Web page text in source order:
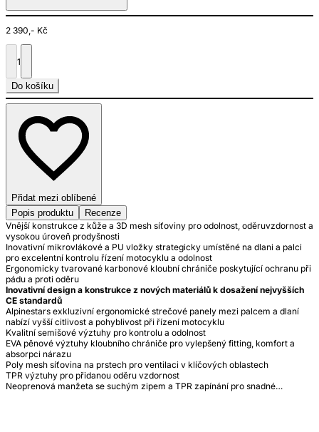
2 390,- Kč
1
Do košíku
Přidat mezi oblíbené
Popis produktu
Recenze
Vnější konstrukce z kůže a 3D mesh síťoviny pro odolnost, oděruvzdornost a
vysokou úroveň prodyšnosti
Inovativní mikrovlákové a PU vložky strategicky umístěné na dlani a palci
pro excelentní kontrolu řízení motocyklu a odolnost
Ergonomicky tvarované karbonové kloubní chrániče poskytující ochranu při
Inovativní design a konstrukce z nových materiálů k dosažení nejvyšších
CE standardů
Alpinestars exkluzivní ergonomické strečové panely mezi palcem a dlaní
nabízí vyšší citlivost a pohyblivost při řízení motocyklu
Kvalitní semišové výztuhy pro kontrolu a odolnost
EVA pěnové výztuhy kloubního chrániče pro vylepšený fitting, komfort a
absorpci nárazu
Poly mesh síťovina na prstech pro ventilaci v klíčových oblastech
TPR výztuhy pro přidanou oděru vzdornost
Neoprenová manžeta se suchým zipem a TPR zapínání pro snadné…